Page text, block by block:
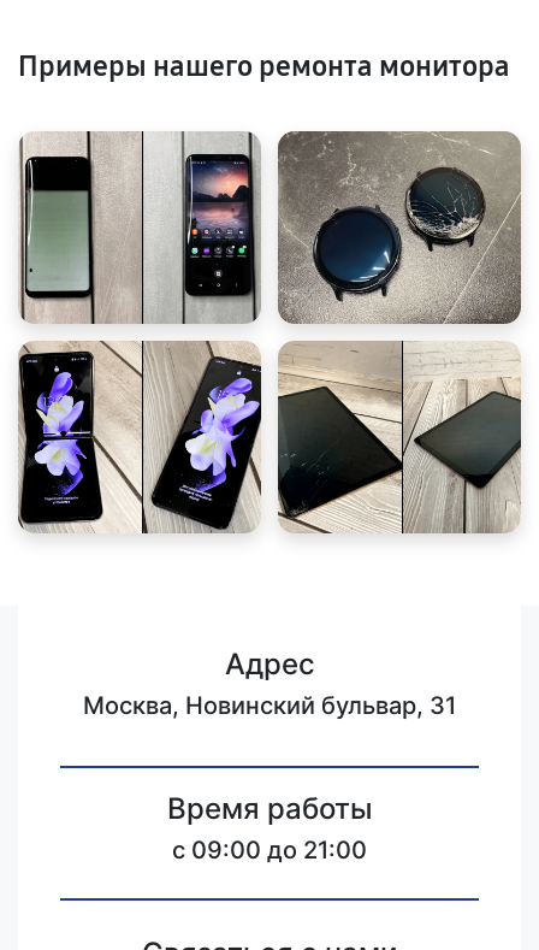
Примеры нашего ремонта монитора
Адрес
Москва, Новинский бульвар, 31
Время работы
c 09:00 до 21:00